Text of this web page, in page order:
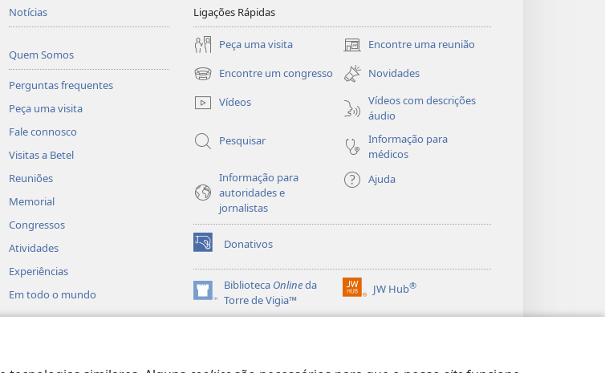
Notícias
Quem Somos
Perguntas frequentes
Peça uma visita
Fale connosco
Visitas a Betel
Reuniões
Memorial
Congressos
Atividades
Experiências
Em todo o mundo
Ligações Rápidas
Peça uma visita Encontre uma reunião
(abre
uma
nova
janela)
Encontre um congresso
(abre
uma
nova
Novidades
Vídeos
Vídeos com descrições
áudio
Pesquisar
Informação para
médicos
Informação para
autoridades e
jornalistas
Ajuda
Donativos
(abre
uma
nova
janela)
Biblioteca Onlineda
Torre de Vigia™
(abre
uma
JW Hub®
(abre